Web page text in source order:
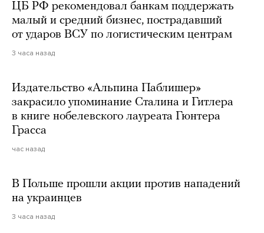
ЦБ РФ рекомендовал банкам поддержать
малый и средний бизнес, пострадавший
от ударов ВСУ по логистическим центрам
3 часа назад
Издательство «Альпина Паблишер»
закрасило упоминание Сталина и Гитлера
в книге нобелевского лауреата Гюнтера
Грасса
час назад
В Польше прошли акции против нападений
на украинцев
3 часа назад